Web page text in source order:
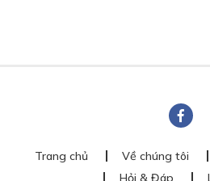
Trang chủ Về chúng tôi
Hỏi & Đáp